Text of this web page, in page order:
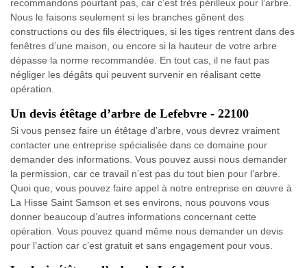
recommandons pourtant pas, car c’est très périlleux pour l’arbre.
Nous le faisons seulement si les branches gênent des
constructions ou des fils électriques, si les tiges rentrent dans des
fenêtres d’une maison, ou encore si la hauteur de votre arbre
dépasse la norme recommandée. En tout cas, il ne faut pas
négliger les dégâts qui peuvent survenir en réalisant cette
opération.
Un devis étêtage d’arbre de Lefebvre - 22100
Si vous pensez faire un étêtage d’arbre, vous devrez vraiment
contacter une entreprise spécialisée dans ce domaine pour
demander des informations. Vous pouvez aussi nous demander
la permission, car ce travail n’est pas du tout bien pour l’arbre.
Quoi que, vous pouvez faire appel à notre entreprise en œuvre à
La Hisse Saint Samson et ses environs, nous pouvons vous
donner beaucoup d’autres informations concernant cette
opération. Vous pouvez quand même nous demander un devis
pour l’action car c’est gratuit et sans engagement pour vous.